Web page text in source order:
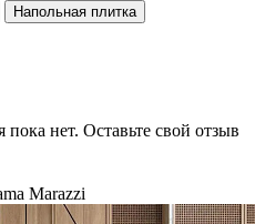
Напольная плитка
нет. Оставьте свой отзыв
Marazzi